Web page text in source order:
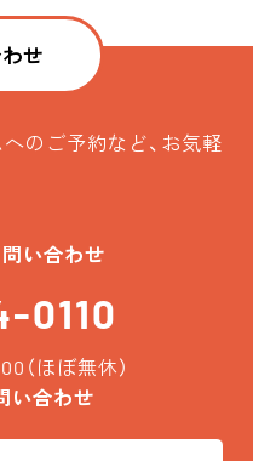
せ
のご予約など、お気軽
い合わせ
0110
（ほぼ無休）
い合わせ